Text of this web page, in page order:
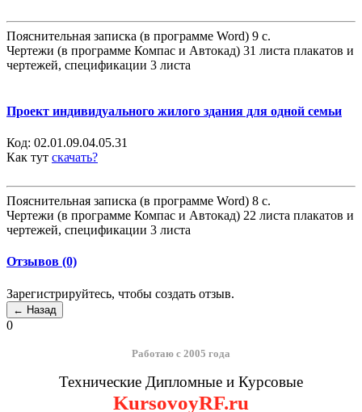
Пояснительная записка (в программе Word) 9 с.
Чертежи (в программе Компас и Автокад) 31 листа плакатов и
чертежей, спецификации 3 листа
Проект индивидуального жилого здания для одной семьи
Код: 02.01.09.04.05.31
Как тут скачать?
Пояснительная записка (в программе Word) 8 с.
Чертежи (в программе Компас и Автокад) 22 листа плакатов и
чертежей, спецификации 3 листа
Отзывов (0)
Зарегистрируйтесь, чтобы создать отзыв.
0
Работаю с 2005 года
Технические Дипломные и Курсовые
KursovoyRF.ru